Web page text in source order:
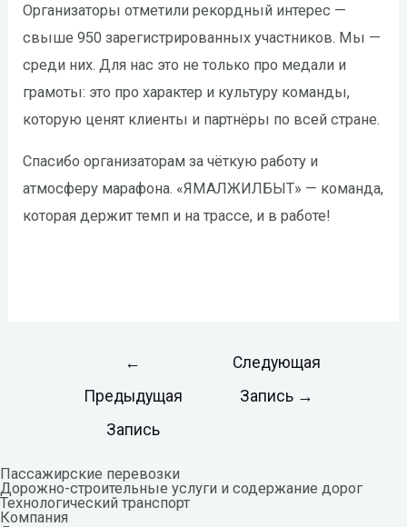
Организаторы отметили рекордный интерес —
свыше 950 зарегистрированных участников. Мы —
среди них. Для нас это не только про медали и
грамоты: это про характер и культуру команды,
которую ценят клиенты и партнёры по всей стране.
Спасибо организаторам за чёткую работу и
атмосферу марафона. «ЯМАЛЖИЛБЫТ» — команда,
которая держит темп и на трассе, и в работе!
←
Предыдущая
Запись
Следующая
Запись →
Пассажирские перевозки
Дорожно-строительные услуги и содержание дорог
Технологический транспорт
Компания